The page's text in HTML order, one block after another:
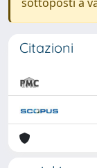
Citazioni